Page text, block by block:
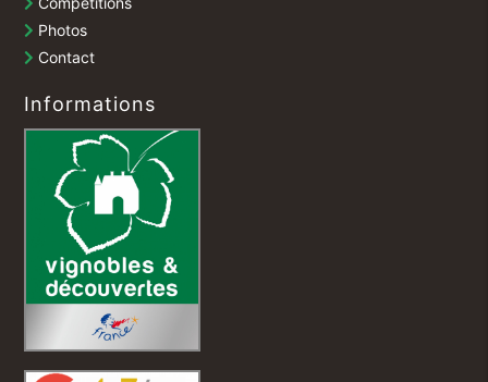
Photos
Contact
Informations